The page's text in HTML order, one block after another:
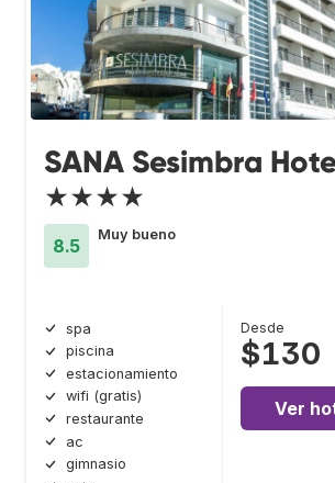
SANA Sesimbra
★★★★
8.5
Muy bueno
spa
piscina
estacionamiento
wifi (gratis)
restaurante
ac
gimnasio
Desde
$130
Ver